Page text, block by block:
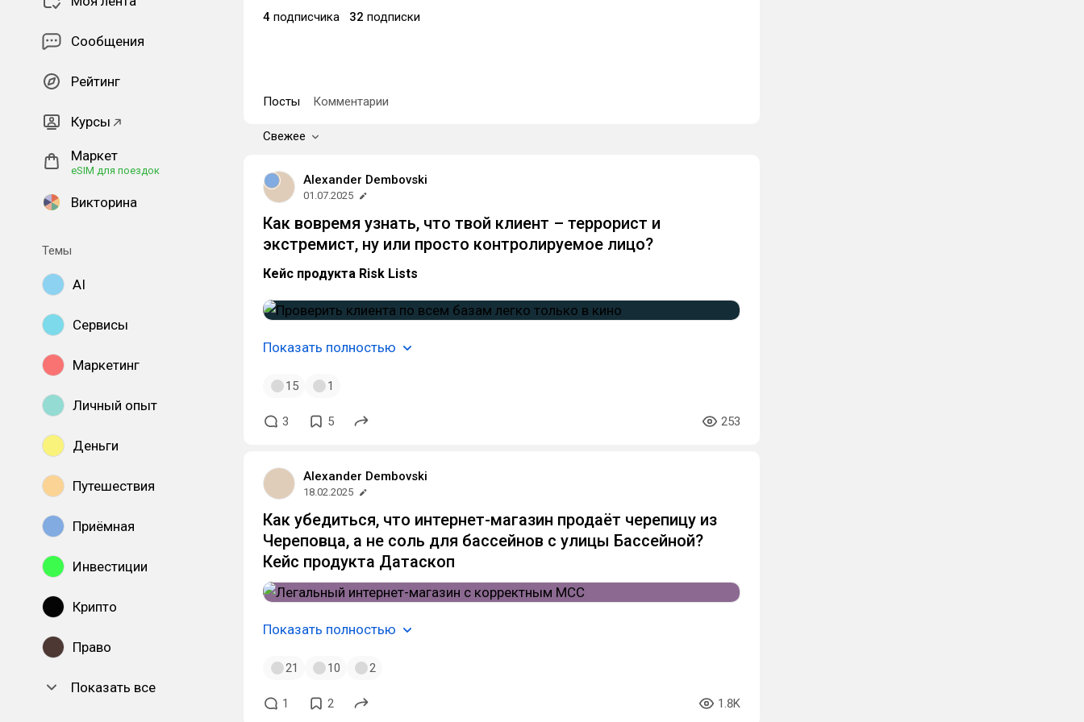
Сообщения
Рейтинг
Курсы
Маркет
eSIM для поездок
Викторина
Темы
AI
Сервисы
Маркетинг
Личный опыт
Деньги
Путешествия
Приёмная
Инвестиции
Крипто
Право
Показать все
4 подписчика 32 подписки
Посты Комментарии
Свежее
Alexander Dembovski
01.07.2025
Как вовремя узнать, что твой клиент – террорист и
экстремист, ну или просто контролируемое лицо?
Кейс продукта Risk Lists
Показать полностью
15 1
3 5 253
Alexander Dembovski
18.02.2025
Как убедиться, что интернет-магазин продаёт черепицу из
Череповца, а не соль для бассейнов с улицы Бассейной?
Кейс продукта Датаскоп
Показать полностью
21 10 2
1 2 1.8K